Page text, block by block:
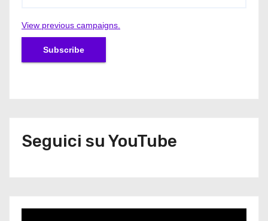
View previous campaigns.
Seguici su YouTube